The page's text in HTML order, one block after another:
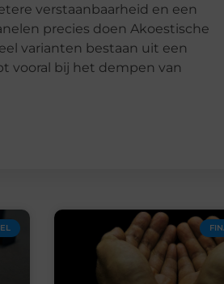
verstaanbaarheid en een
precies doen Akoestische
varianten bestaan uit een
vooral bij het dempen van